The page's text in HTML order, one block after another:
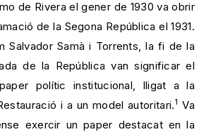
de Rivera el gener de 1930 va obrir
de la Segona República el 1931.
Salvador Samà i Torrents, la fi de la
de la República van significar el
polític institucional, lligat a la
i a un model autoritari.1 Va
exercir un paper destacat en la